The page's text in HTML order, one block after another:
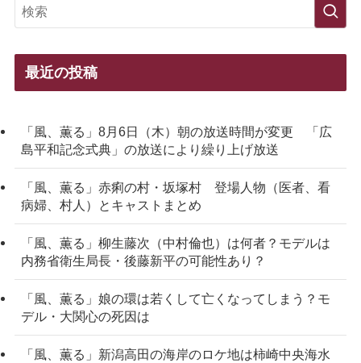
最近の投稿
「風、薫る」8月6日（木）朝の放送時間が変更 「広
島平和記念式典」の放送により繰り上げ放送
「風、薫る」赤痢の村・坂塚村 登場人物（医者、看
病婦、村人）とキャストまとめ
「風、薫る」柳生藤次（中村倫也）は何者？モデルは
内務省衛生局長・後藤新平の可能性あり？
「風、薫る」娘の環は若くして亡くなってしまう？モ
デル・大関心の死因は
「風、薫る」新潟高田の海岸のロケ地は柿崎中央海水